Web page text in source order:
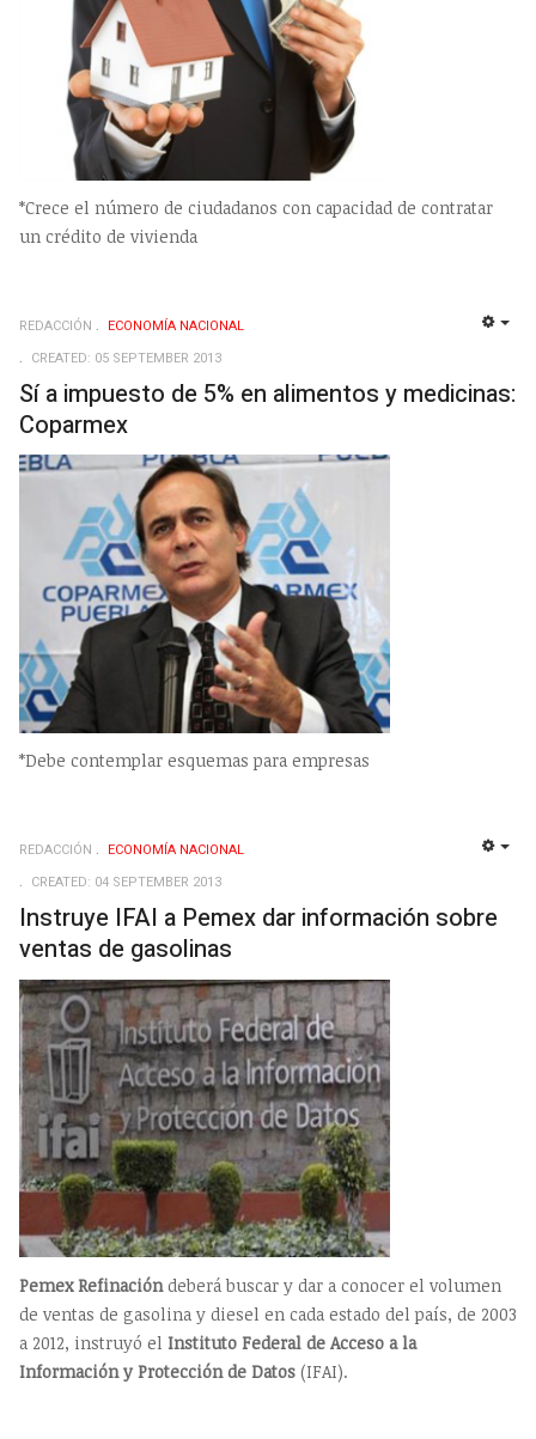
*Crece el número de ciudadanos con capacidad de contratar
un crédito de vivienda
REDACCIÓN
ECONOMÍ­A NACIONAL
CREATED: 05 SEPTEMBER 2013
Sí a impuesto de 5% en alimentos y medicinas:
Coparmex
*Debe contemplar esquemas para empresas
REDACCIÓN
ECONOMÍ­A NACIONAL
CREATED: 04 SEPTEMBER 2013
Instruye IFAI a Pemex dar información sobre
ventas de gasolinas
Pemex Refinacióndeberá buscar y dar a conocer el volumen
de ventas de gasolina y diesel en cada estado del país, de 2003
a 2012, instruyó el Instituto Federal de Acceso a la
Información y Protección de Datos (IFAI).